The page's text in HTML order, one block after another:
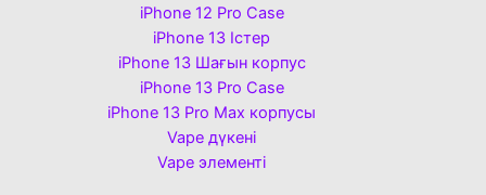
iPhone 12 Pro Case
iPhone 13 Істер
iPhone 13 Шағын корпус
iPhone 13 Pro Case
iPhone 13 Pro Max корпусы
Vape дүкені
Vape элементі